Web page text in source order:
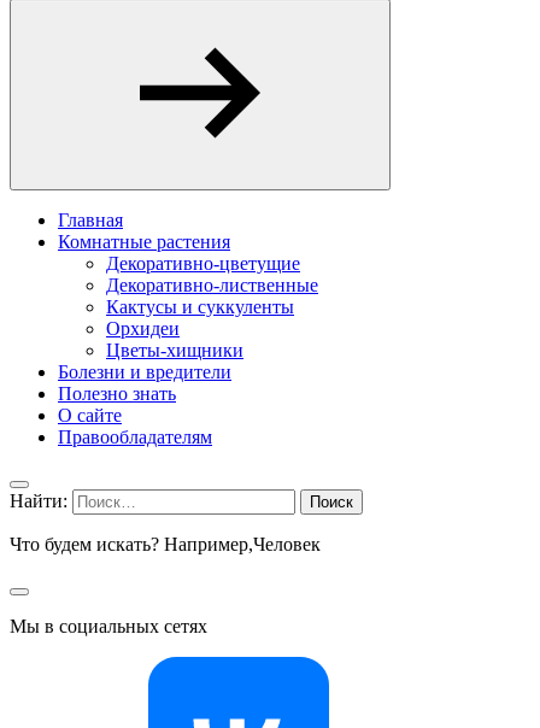
Главная
Комнатные растения
Декоративно-цветущие
Декоративно-лиственные
Кактусы и суккуленты
Орхидеи
Цветы-хищники
Болезни и вредители
Полезно знать
О сайте
Правообладателям
Найти:
Что будем искать? Например,Человек
Мы в социальных сетях